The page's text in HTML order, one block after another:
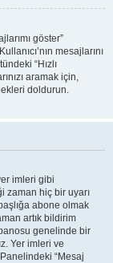
göster”
mesajlarını
“Hızlı
aramak için,
doldurun.
imleri gibi
zaman hiç bir uyarı
abone olmak
artık bildirim
genelinde bir
Yer imleri ve
“Mesaj